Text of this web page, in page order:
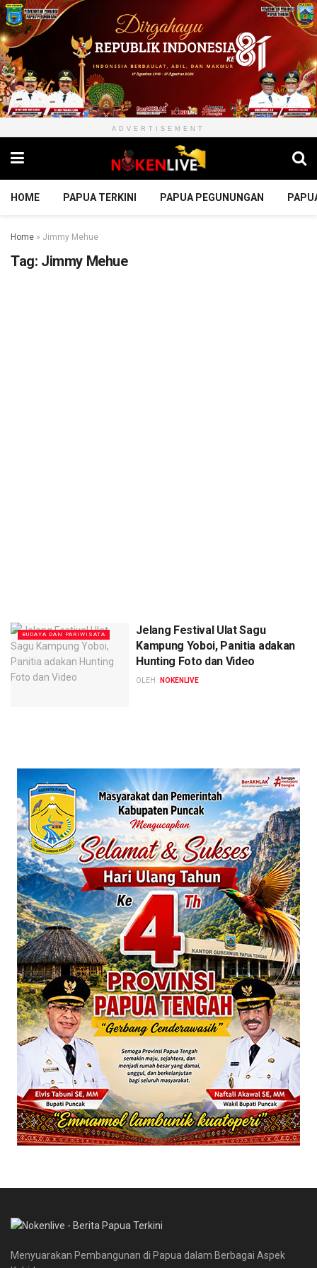
ADVERTISEMENT
HOME PAPUA TERKINI PAPUA PEGUNUNGAN
Home » Jimmy Mehue
Tag: Jimmy Mehue
BUDAYA DAN PARIWISATA
Jelang Festival Ulat Sagu
Kampung Yoboi, Panitia adakan
Hunting Foto dan Video
OLEH : NOKENLIVE
Menyuarakan Pembangunan di Papua dalam Berbagai Aspek